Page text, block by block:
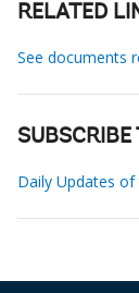
RELATED
See documents
SUBSCRIBE
Daily Updates